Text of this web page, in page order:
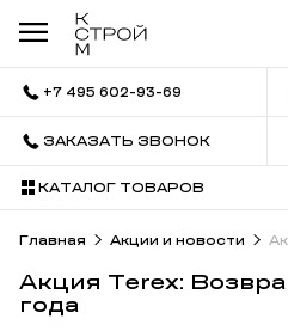
+7 495 602-93-69
ЗАКАЗАТЬ ЗВОНОК
КАТАЛОГ ТОВАРОВ
Главная Акции и новости
Акция Terex:
года